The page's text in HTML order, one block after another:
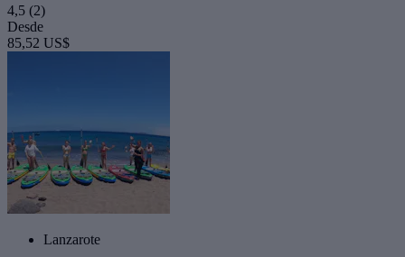
4,5 (2)
Desde
85,52 US$
Lanzarote